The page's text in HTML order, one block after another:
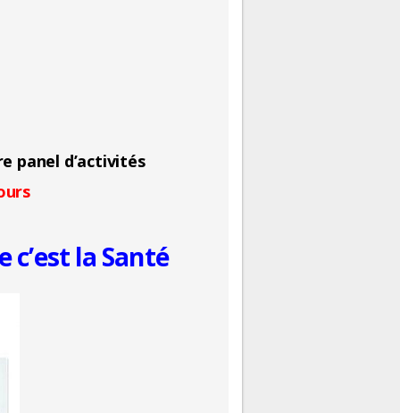
panel d’activités
c’est la Santé